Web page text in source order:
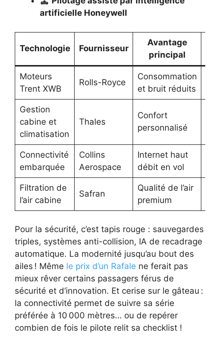
artificielle Honeywell
Technologie Fournisseur
Avantage
principal
Moteurs
Trent XWB
Rolls-Royce
Consommation
et bruit réduits
Gestion
cabine et
climatisation
Thales
Confort
personnalisé
Connectivité
embarquée
Collins
Aerospace
Internet haut
débit en vol
Filtration de
l’air cabine
Safran
Qualité de l’air
premium
Pour la sécurité, c’est tapis rouge : sauvegardes
triples, systèmes anti-collision, IA de recadrage
automatique. La modernité jusqu’au bout des
ailes ! Même le prix d’un Rafale ne ferait pas
mieux rêver certains passagers férus de
sécurité et d’innovation. Et cerise sur le gâteau :
la connectivité permet de suivre sa série
préférée à 10 000 mètres… ou de repérer
combien de fois le pilote relit sa checklist !